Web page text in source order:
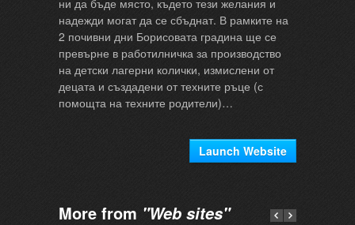
ни да бъде място, където тези желания и
надежди могат да се сбъднат. В рамките на
2 почивни дни Борисовата градина ще се
превърне в работилничка за производство
на детски лагерни колички, измислени от
децата и създадени от техните ръце (с
помощта на техните родители)…
Launch Website
More from "Web sites"